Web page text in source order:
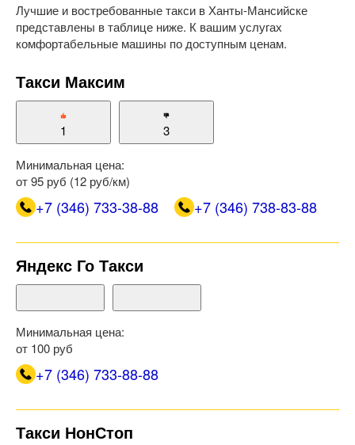
Лучшие и востребованные такси в Ханты-Мансийске
представлены в таблице ниже. К вашим услугах
комфортабельные машины по доступным ценам.
Такси Максим
1 3
Минимальная цена:
от 95 руб (12 руб/км)
+7 (346) 733-38-88 +7 (346) 738-83-88
Яндекс Го Такси
Минимальная цена:
от 100 руб
+7 (346) 733-88-88
Такси НонСтоп